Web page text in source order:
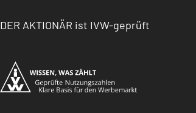
DER AKTIONÄR ist IVW-geprüft